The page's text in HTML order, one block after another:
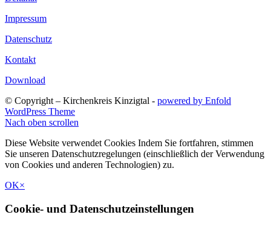
Impressum
Datenschutz
Kontakt
Download
© Copyright – Kirchenkreis Kinzigtal - powered by Enfold
WordPress Theme
Nach oben scrollen
Diese Website verwendet Cookies Indem Sie fortfahren, stimmen
Sie unseren Datenschutzregelungen (einschließlich der Verwendung
von Cookies und anderen Technologien) zu.
OK×
Cookie- und Datenschutzeinstellungen